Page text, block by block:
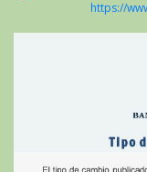
https://